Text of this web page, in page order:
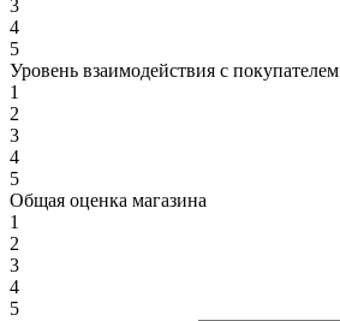
3
4
5
Уровень взаимодействия с покупателем
1
2
3
4
5
Общая оценка магазина
1
2
3
4
5